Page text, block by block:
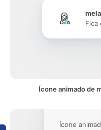
Fica
Ícone animado de
Ícone